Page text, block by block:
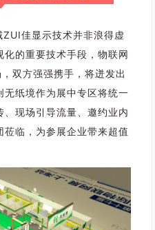
佳显示技术并非浪得虚
的重要技术手段，物联网
双方强强携手，将迸发出
无纸境作为展中专区将统一
现场引导流量、邀约业内
临，为参展企业带来超值